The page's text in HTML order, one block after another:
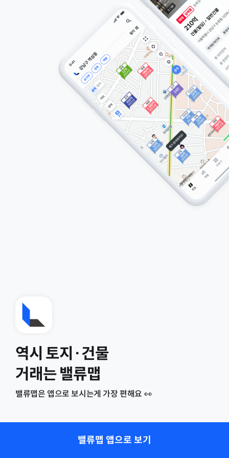
역시 토지·건물
거래는 밸류맵
밸류맵은 앱으로 보시는게 가장 편해요 👀
밸류맵 앱으로 보기